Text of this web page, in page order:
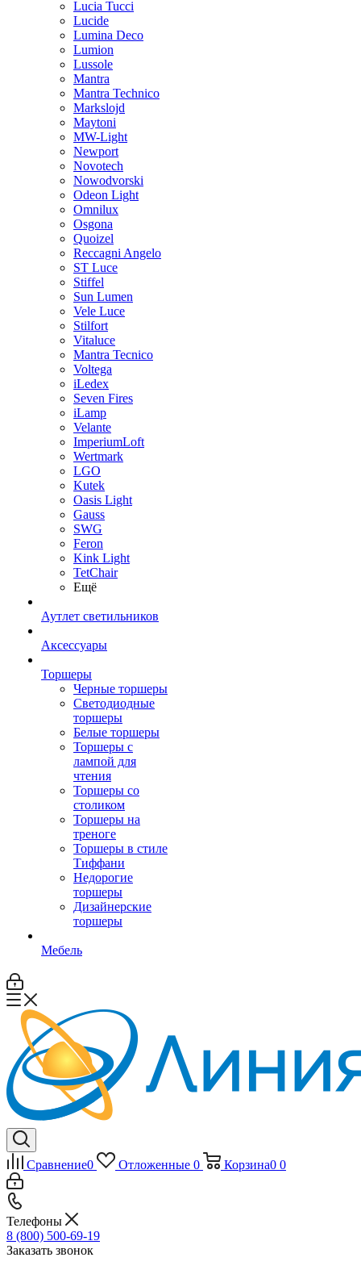
Lucia Tucci
Lucide
Lumina Deco
Lumion
Lussole
Mantra
Mantra Technico
Markslojd
Maytoni
MW-Light
Newport
Novotech
Nowodvorski
Odeon Light
Omnilux
Osgona
Quoizel
Reccagni Angelo
ST Luce
Stiffel
Sun Lumen
Vele Luce
Stilfort
Vitaluce
Mantra Tecnico
Voltega
iLedex
Seven Fires
iLamp
Velante
ImperiumLoft
Wertmark
LGO
Kutek
Oasis Light
Gauss
SWG
Feron
Kink Light
TetСhair
Ещё
Аутлет светильников
Аксессуары
Торшеры
Черные торшеры
Светодиодные
торшеры
Белые торшеры
Торшеры с
лампой для
чтения
Торшеры со
столиком
Торшеры на
треноге
Торшеры в стиле
Тиффани
Недорогие
торшеры
Дизайнерские
торшеры
Мебель
Сравнение0 Отложенные 0 Корзина0 0
Телефоны
8 (800) 500-69-19
Заказать звонок